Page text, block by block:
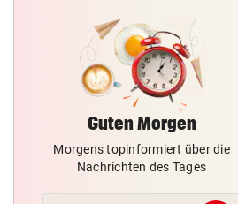
Guten Morgen
Morgens topinformiert über die
Nachrichten des Tages